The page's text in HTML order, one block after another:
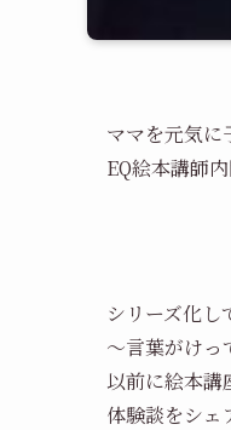
ママを元気に
EQ絵本講師内
シリーズ化し
～言葉がけっ
以前に絵本講
体験談をシェ